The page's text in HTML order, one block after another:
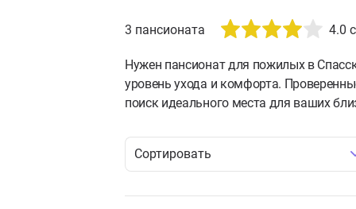
3 пансионата 4.0
Нужен пансионат для пожилых в
уровень ухода и комфорта.
поиск идеального места для ваших
Сортировать